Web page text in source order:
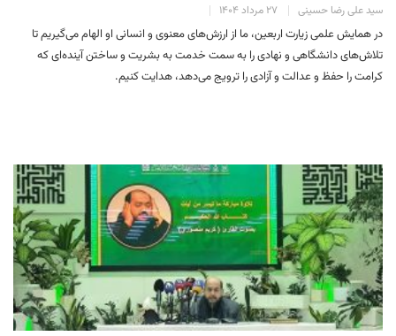
سید علی رضا حسینی ۲۷ مرداد ۱۴۰۴
در همایش علمی زیارت اربعین، ما از ارزش‌های معنوی و انسانی او الهام می‌گیریم تا
تلاش‌های دانشگاهی و نهادی را به سمت خدمت به بشریت و ساختن آینده‌ای که
کرامت را حفظ و عدالت و آزادی را ترویج می‌دهد، هدایت کنیم.